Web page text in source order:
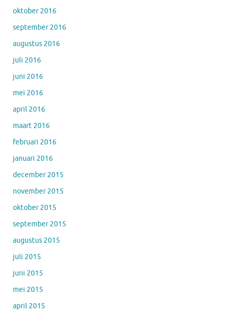
oktober 2016
september 2016
augustus 2016
juli 2016
juni 2016
mei 2016
april 2016
maart 2016
februari 2016
januari 2016
december 2015
november 2015
oktober 2015
september 2015
augustus 2015
juli 2015
juni 2015
mei 2015
april 2015